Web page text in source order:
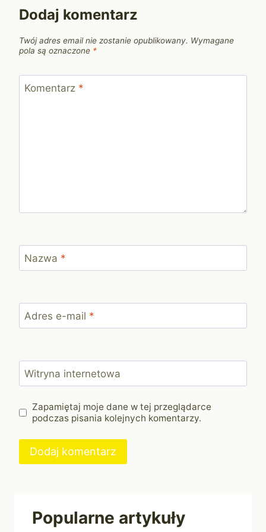
Dodaj komentarz
Twój adres email nie zostanie opublikowany. Wymagane
pola są oznaczone *
Komentarz *
Nazwa *
Adres e-mail *
Witryna internetowa
Zapamiętaj moje dane w tej przeglądarce
podczas pisania kolejnych komentarzy.
Popularne artykuły